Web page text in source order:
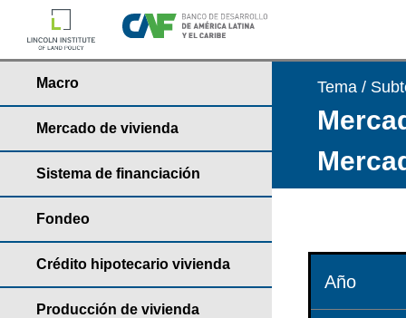
Macro
Mercado de vivienda
Sistema de financiación
Fondeo
Crédito hipotecario vivienda
Producción de vivienda
Tema /
Año